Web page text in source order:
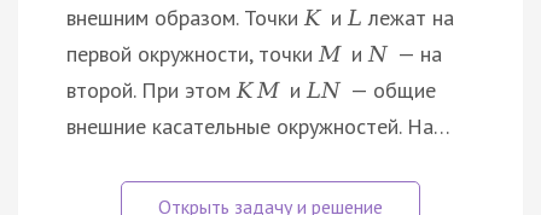
внешним образом. ТочкиK иL лежат на
первой окружности, точкиM иN — на
второй. При этомK M иLN — общие
внешние касательные окружностей. На…